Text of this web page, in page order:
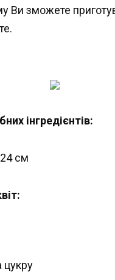
Ви зможете
інгредієнтів:
см
цукру